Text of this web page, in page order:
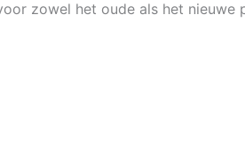
zowel het oude als het nieuwe